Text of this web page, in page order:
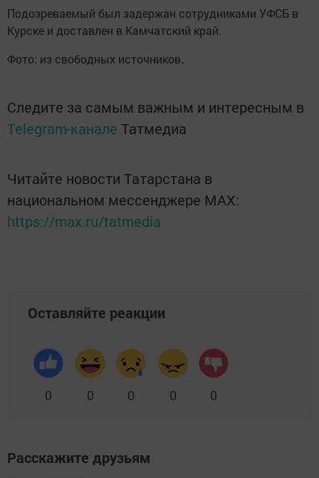
Подозреваемый был задержан сотрудниками УФСБ в
Курске и доставлен в Камчатский край.
Фото: из свободных источников.
Следите за самым важным и интересным в
Telegram-канале Татмедиа
Читайте новости Татарстана в
национальном мессенджере MАХ:
https://max.ru/tatmedia
Оставляйте реакции
0 0 0 0 0
Расскажите друзьям